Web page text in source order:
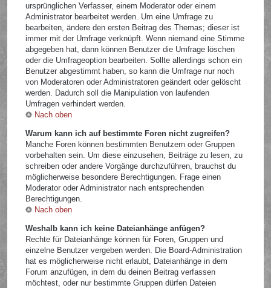
ursprünglichen Verfasser, einem Moderator oder einem
Administrator bearbeitet werden. Um eine Umfrage zu
bearbeiten, ändere den ersten Beitrag des Themas; dieser ist
immer mit der Umfrage verknüpft. Wenn niemand eine Stimme
abgegeben hat, dann können Benutzer die Umfrage löschen
oder die Umfrageoption bearbeiten. Sollte allerdings schon ein
Benutzer abgestimmt haben, so kann die Umfrage nur noch
von Moderatoren oder Administratoren geändert oder gelöscht
werden. Dadurch soll die Manipulation von laufenden
Umfragen verhindert werden.
Nach oben
Warum kann ich auf bestimmte Foren nicht zugreifen?
Manche Foren können bestimmten Benutzern oder Gruppen
vorbehalten sein. Um diese einzusehen, Beiträge zu lesen, zu
schreiben oder andere Vorgänge durchzuführen, brauchst du
möglicherweise besondere Berechtigungen. Frage einen
Moderator oder Administrator nach entsprechenden
Berechtigungen.
Nach oben
Weshalb kann ich keine Dateianhänge anfügen?
Rechte für Dateianhänge können für Foren, Gruppen und
einzelne Benutzer vergeben werden. Die Board-Administration
hat es möglicherweise nicht erlaubt, Dateianhänge in dem
Forum anzufügen, in dem du deinen Beitrag verfassen
möchtest, oder nur bestimmte Gruppen dürfen Dateien